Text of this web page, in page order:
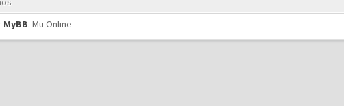
MyBB.Mu Online